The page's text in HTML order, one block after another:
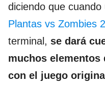
diciendo que cuando
Plantas vs Zombies
terminal, se dará
muchos elementos
con el juego original